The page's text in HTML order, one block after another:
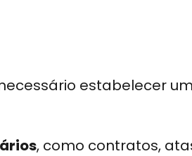
estabelecer
, como contratos,